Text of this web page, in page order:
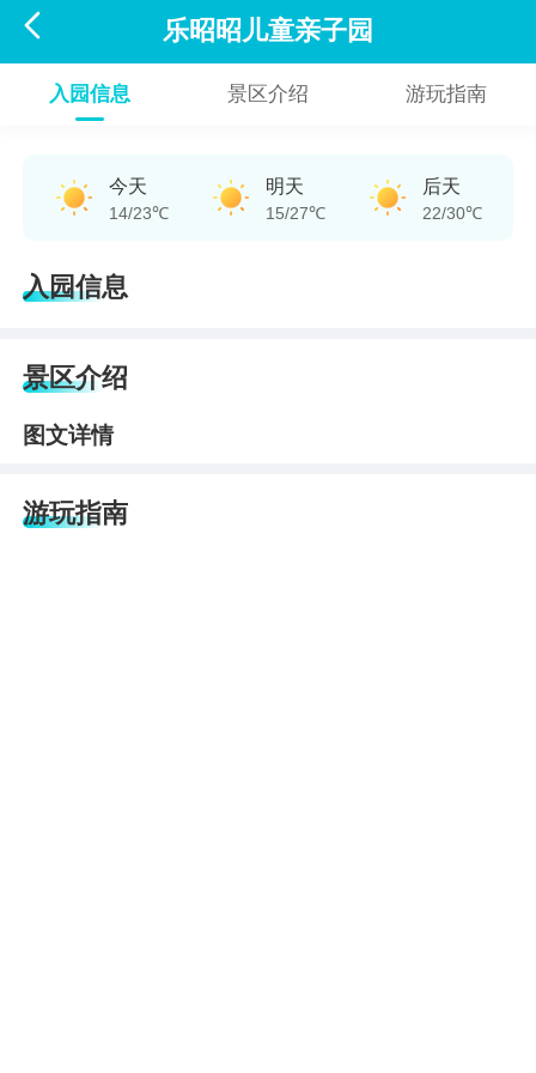
 乐昭昭儿童亲子园
入园信息 景区介绍 游玩指南
今天
14/23℃
明天
15/27℃
后天
22/30℃
入园信息
景区介绍
图文详情
游玩指南